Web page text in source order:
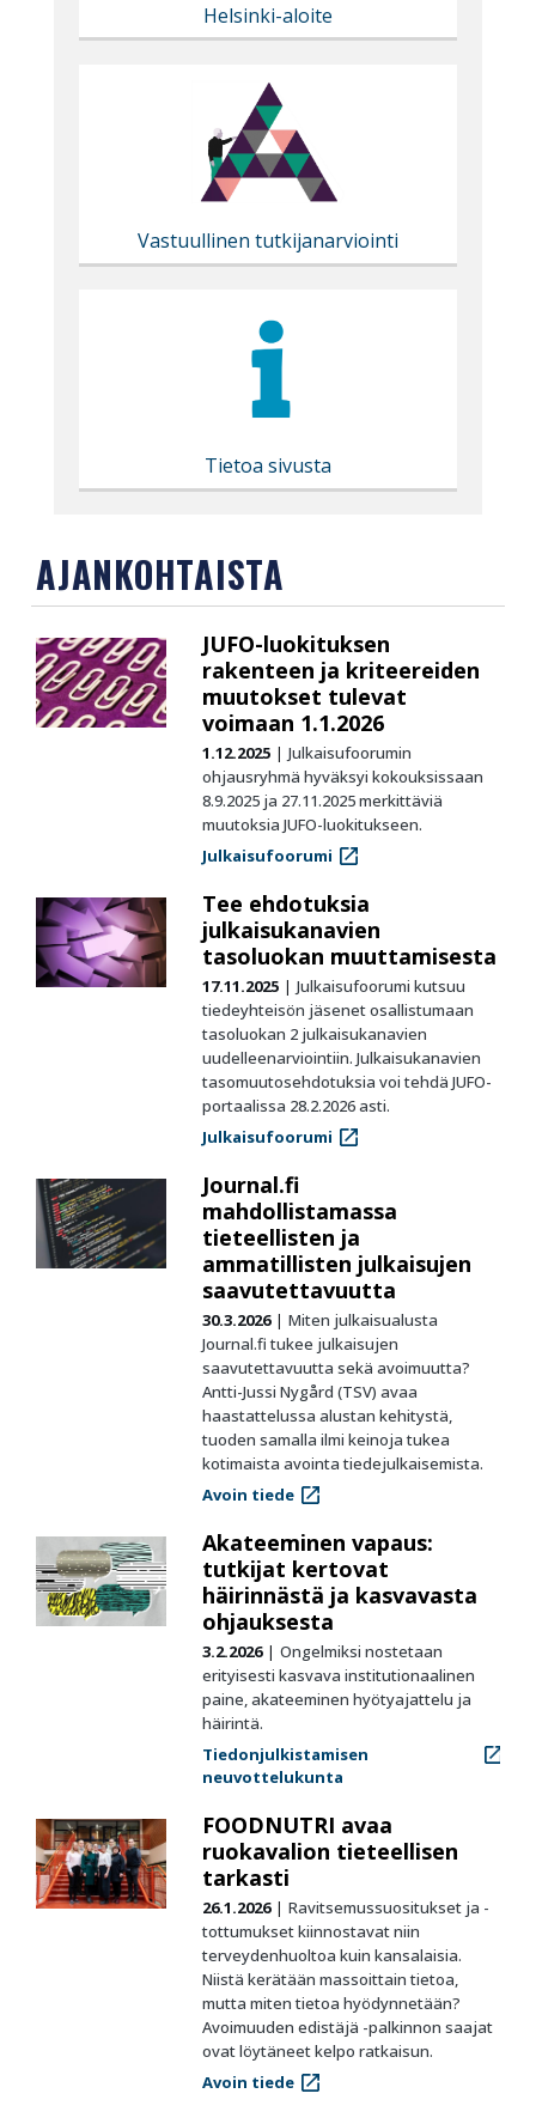
Helsinki-aloite
Vastuullinen tutkijanarviointi
Tietoa sivusta
AJANKOHTAISTA
JUFO-luokituksen
rakenteen ja kriteereiden
muutokset tulevat
voimaan 1.1.2026
1.12.2025
Julkaisufoorumin
ohjausryhmä hyväksyi kokouksissaan
8.9.2025 ja 27.11.2025 merkittäviä
muutoksia JUFO-luokitukseen.
Julkaisufoorumi
Tee ehdotuksia
julkaisukanavien
tasoluokan muuttamisesta
17.11.2025
Julkaisufoorumi kutsuu
tiedeyhteisön jäsenet osallistumaan
tasoluokan 2 julkaisukanavien
uudelleenarviointiin. Julkaisukanavien
tasomuutosehdotuksia voi tehdä JUFO-
portaalissa 28.2.2026 asti.
Julkaisufoorumi
Journal.fi
mahdollistamassa
tieteellisten ja
ammatillisten julkaisujen
saavutettavuutta
30.3.2026
Miten julkaisualusta
Journal.fi tukee julkaisujen
saavutettavuutta sekä avoimuutta?
Antti-Jussi Nygård (TSV) avaa
haastattelussa alustan kehitystä,
tuoden samalla ilmi keinoja tukea
kotimaista avointa tiedejulkaisemista.
Avoin tiede
Akateeminen vapaus:
tutkijat kertovat
häirinnästä ja kasvavasta
ohjauksesta
3.2.2026
Ongelmiksi nostetaan
erityisesti kasvava institutionaalinen
paine, akateeminen hyötyajattelu ja
häirintä.
Tiedonjulkistamisen
neuvottelukunta
FOODNUTRI avaa
ruokavalion tieteellisen
tarkasti
26.1.2026
Ravitsemussuositukset ja -
tottumukset kiinnostavat niin
terveydenhuoltoa kuin kansalaisia.
Niistä kerätään massoittain tietoa,
mutta miten tietoa hyödynnetään?
Avoimuuden edistäjä -palkinnon saajat
ovat löytäneet kelpo ratkaisun.
Avoin tiede